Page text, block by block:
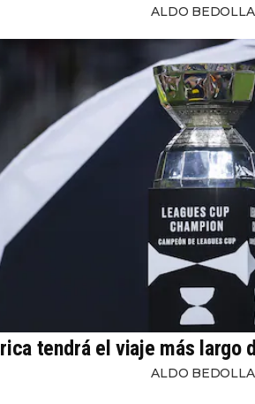
ALDO BEDOLLA
tendrá el viaje más largo
ALDO BEDOLLA